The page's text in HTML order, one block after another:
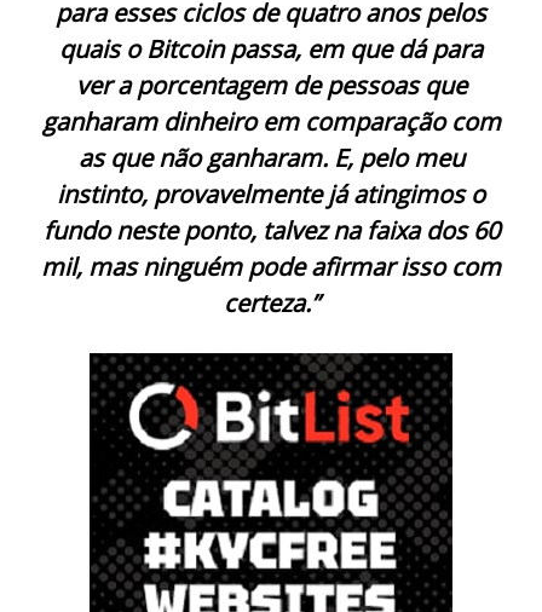
para esses ciclos de quatro anos pelos
quais o Bitcoin passa, em que dá para
ver a porcentagem de pessoas que
ganharam dinheiro em comparação com
as que não ganharam. E, pelo meu
instinto, provavelmente já atingimos o
fundo neste ponto, talvez na faixa dos 60
mil, mas ninguém pode afirmar isso com
certeza.”